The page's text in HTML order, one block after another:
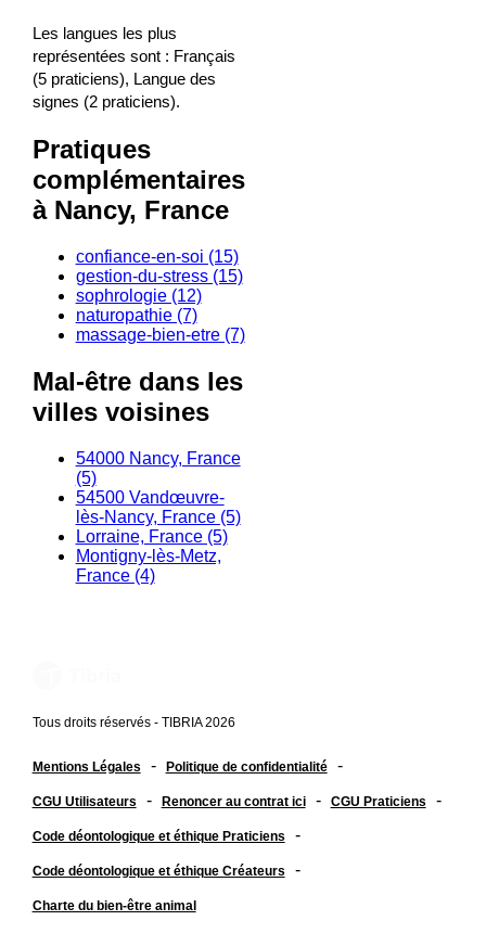
Les langues les plus
représentées sont : Français
(5 praticiens), Langue des
signes (2 praticiens).
Pratiques
complémentaires
à Nancy, France
confiance-en-soi (15)
gestion-du-stress (15)
sophrologie (12)
naturopathie (7)
massage-bien-etre (7)
Mal-être dans les
villes voisines
54000 Nancy, France
(5)
54500 Vandœuvre-
lès-Nancy, France (5)
Lorraine, France (5)
Montigny-lès-Metz,
France (4)
Tous droits réservés - TIBRIA 2026
Mentions Légales - Politique de confidentialité -
CGU Utilisateurs - Renoncer au contrat ici - CGU Praticiens -
Code déontologique et éthique Praticiens -
Code déontologique et éthique Créateurs -
Charte du bien-être animal